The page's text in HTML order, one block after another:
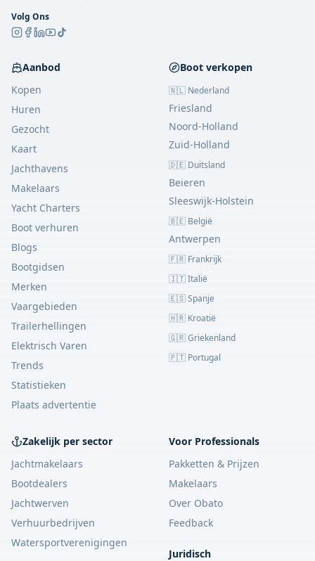
Volg Ons
Aanbod
Kopen
Huren
Gezocht
Kaart
Jachthavens
Makelaars
Yacht Charters
Boot verhuren
Blogs
Bootgidsen
Merken
Vaargebieden
Trailerhellingen
Elektrisch Varen
Trends
Statistieken
Plaats advertentie
Boot verkopen
🇳🇱 Nederland
Friesland
Noord-Holland
Zuid-Holland
🇩🇪 Duitsland
Beieren
Sleeswijk-Holstein
🇧🇪 België
Antwerpen
🇫🇷 Frankrijk
🇮🇹 Italië
🇪🇸 Spanje
🇭🇷 Kroatië
🇬🇷 Griekenland
🇵🇹 Portugal
Zakelijk per sector
Jachtmakelaars
Bootdealers
Jachtwerven
Verhuurbedrijven
Watersportverenigingen
Voor Professionals
Pakketten & Prijzen
Makelaars
Over Obato
Feedback
Juridisch